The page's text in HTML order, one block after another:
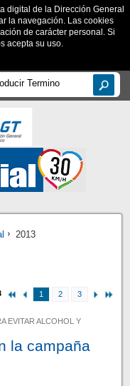
digital de la Dirección General
la navegación. Las cookies
de carácter personal. Si
acepta su uso.
2013
1 2 3
EVITAR ALCOHOL Y
la campaña